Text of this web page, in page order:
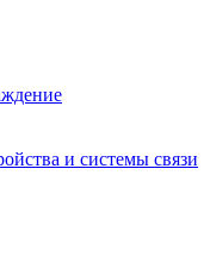
и системы связи